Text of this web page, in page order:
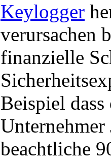
Keylogger
verursachen
finanzielle
Beispiel
Unternehmer
beachtliche